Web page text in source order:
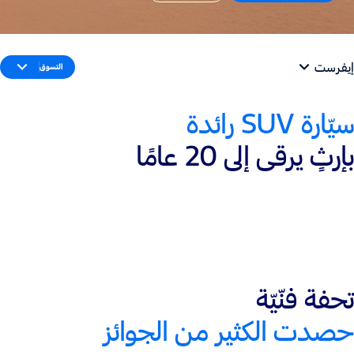
إيفرست التسوق
سيّارة SUV رائدة
بإرثٍ يرقى إلى 20 عامًا
تحفة فنّيّة
حصدت الكثير من الجوائز